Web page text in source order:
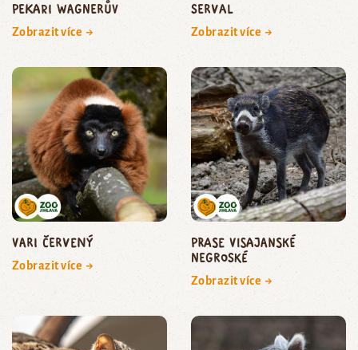
pekari Wagnerův
Zobrazit více →
serval
Zobrazit více →
vari červený
Zobrazit více →
prase visajanské
negroské
Zobrazit více →